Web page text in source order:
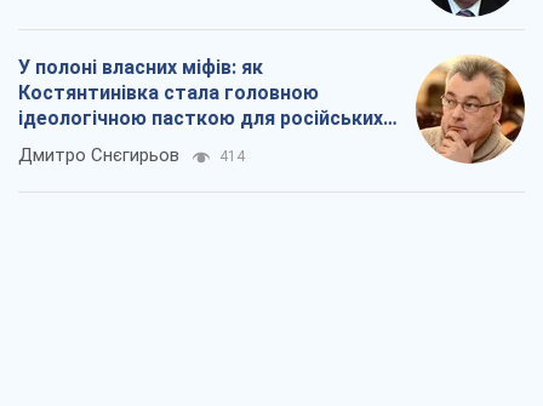
У полоні власних міфів: як
Костянтинівка стала головною
ідеологічною пасткою для російських
окупантів
Дмитро Снєгирьов 414